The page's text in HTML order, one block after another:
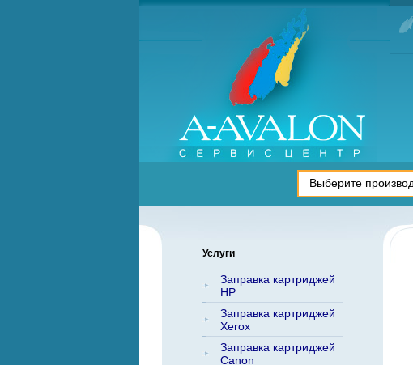
Услуги
Заправка картриджей
HP
Заправка картриджей
Xerox
Заправка картриджей
Canon